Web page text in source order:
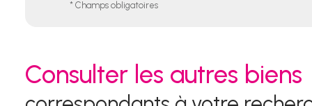
* Champs obligatoires
Consulter les autres biens